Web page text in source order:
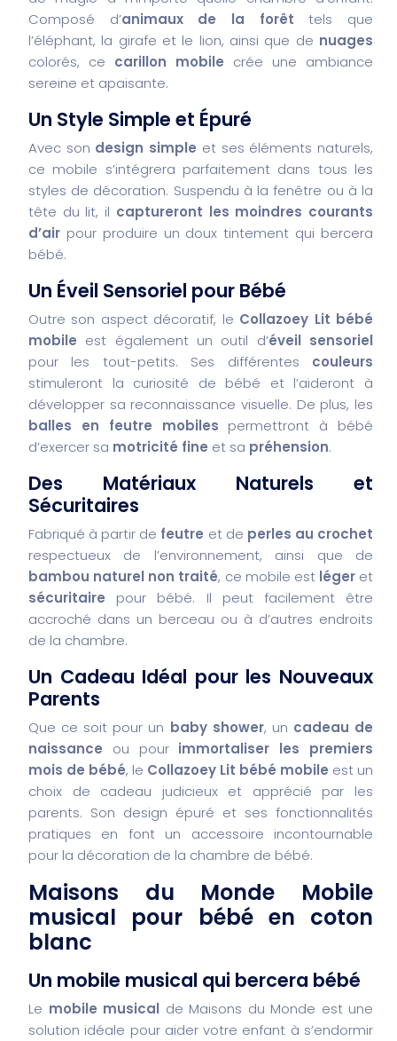
Composé d’animaux de la forêt tels que
l’éléphant, la girafe et le lion, ainsi que de nuages
colorés, ce carillon mobile crée une ambiance
sereine et apaisante.
Un Style Simple et Épuré
Avec son design simple et ses éléments naturels,
ce mobile s’intégrera parfaitement dans tous les
styles de décoration. Suspendu à la fenêtre ou à la
tête du lit, il captureront les moindres courants
d’air pour produire un doux tintement qui bercera
bébé.
Un Éveil Sensoriel pour Bébé
Outre son aspect décoratif, le Collazoey Lit bébé
mobile est également un outil d’éveil sensoriel
pour les tout-petits. Ses différentes couleurs
stimuleront la curiosité de bébé et l’aideront à
développer sa reconnaissance visuelle. De plus, les
balles en feutre mobiles permettront à bébé
d’exercer sa motricité fine et sa préhension.
Des Matériaux Naturels et
Sécuritaires
Fabriqué à partir de feutre et de perles au crochet
respectueux de l’environnement, ainsi que de
bambou naturel non traité, ce mobile est légeret
sécuritaire pour bébé. Il peut facilement être
accroché dans un berceau ou à d’autres endroits
de la chambre.
Un Cadeau Idéal pour les Nouveaux
Parents
Que ce soit pour un baby shower, un cadeau de
naissance ou pour immortaliser les premiers
mois de bébé, le Collazoey Lit bébé mobile est un
choix de cadeau judicieux et apprécié par les
parents. Son design épuré et ses fonctionnalités
pratiques en font un accessoire incontournable
pour la décoration de la chambre de bébé.
Maisons du Monde Mobile
musical pour bébé en coton
blanc
Un mobile musical qui bercera bébé
Le mobile musical de Maisons du Monde est une
solution idéale pour aider votre enfant à s’endormir